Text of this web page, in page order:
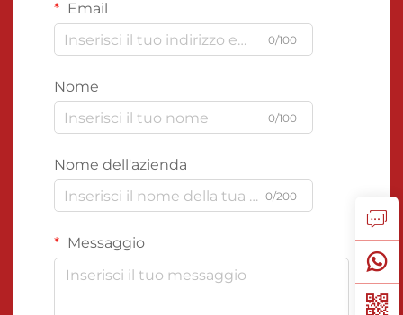
Email
0/100
Nome
0/100
Nome dell'azienda
0/200
Messaggio